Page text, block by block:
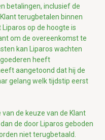
betalingen, inclusief de
terugbetalen binnen
op de hoogte is
om de overeenkomst te
kan Liparos wachten
heeft
aangetoond dat hij de
gelang welk tijdstip eerst
de keuze van de Klant
de door Liparos geboden
niet terugbetaald.